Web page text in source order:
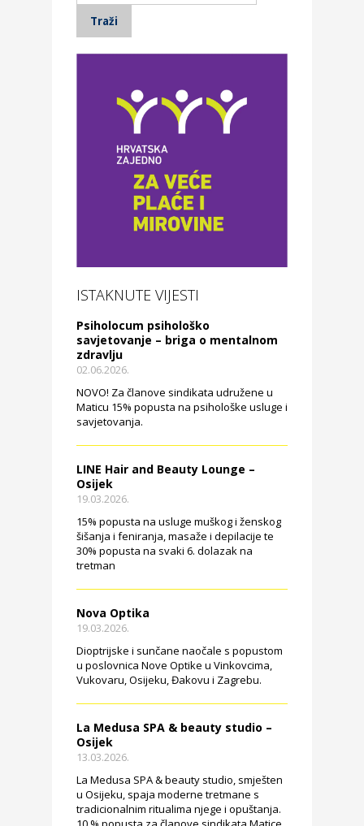
ISTAKNUTE VIJESTI
Psiholocum psihološko
savjetovanje – briga o mentalnom
zdravlju
02.06.2026.
NOVO! Za članove sindikata udružene u
Maticu 15% popusta na psihološke usluge i
savjetovanja.
LINE Hair and Beauty Lounge –
Osijek
19.03.2026.
15% popusta na usluge muškog i ženskog
šišanja i feniranja, masaže i depilacije te
30% popusta na svaki 6. dolazak na
tretman
Nova Optika
19.03.2026.
Dioptrijske i sunčane naočale s popustom
u poslovnica Nove Optike u Vinkovcima,
Vukovaru, Osijeku, Đakovu i Zagrebu.
La Medusa SPA & beauty studio –
Osijek
13.03.2026.
La Medusa SPA & beauty studio, smješten
u Osijeku, spaja moderne tretmane s
tradicionalnim ritualima njege i opuštanja.